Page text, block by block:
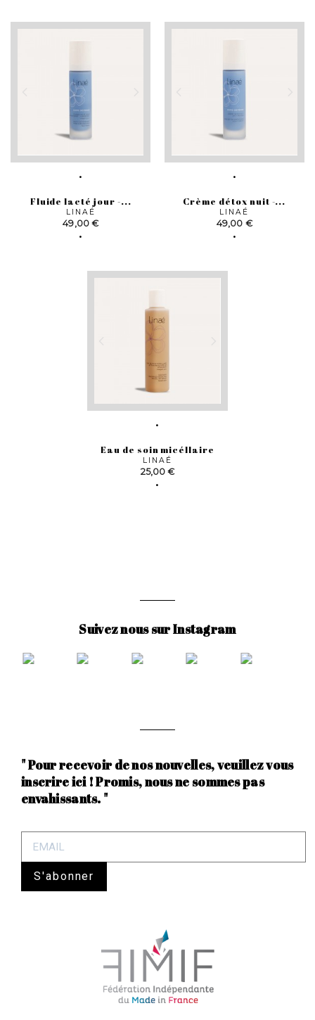
Fluide lacté jour -...
LINAÉ
Prix
49,00 €
Crème détox nuit -...
LINAÉ
Prix
49,00 €
Eau de soin micéllaire
LINAÉ
Prix
25,00 €
Suivez nous sur Instagram
" Pour recevoir de nos nouvelles, veuillez vous
inscrire ici ! Promis, nous ne sommes pas
envahissants. "
S'abonner